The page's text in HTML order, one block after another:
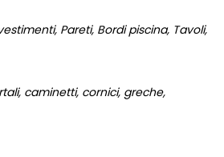
Pareti, Bordi piscina, Tavoli,
caminetti, cornici, greche,